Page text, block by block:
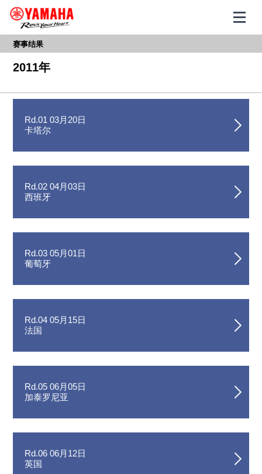
赛事结果
2011年
Rd.01 03月20日
卡塔尔
Rd.02 04月03日
西班牙
Rd.03 05月01日
葡萄牙
Rd.04 05月15日
法国
Rd.05 06月05日
加泰罗尼亚
Rd.06 06月12日
英国